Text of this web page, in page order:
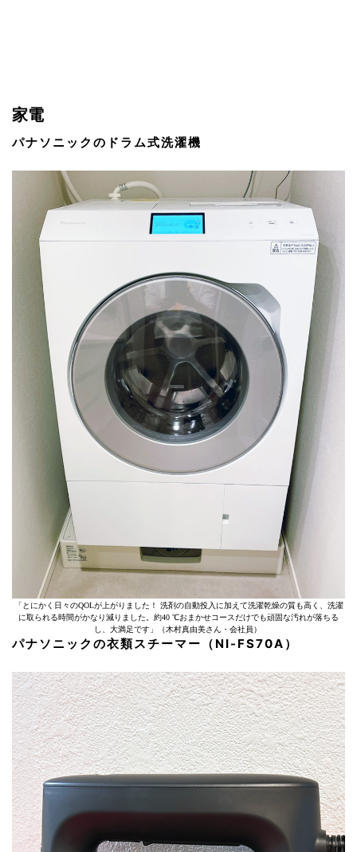
家電
パナソニックのドラム式洗濯機
「とにかく日々のQOLが上がりました！ 洗剤の自動投入に加えて洗濯乾燥の質も高く、洗濯
に取られる時間がかなり減りました。約40 ℃おまかせコースだけでも頑固な汚れが落ちる
し、大満足です」（木村真由美さん・会社員）
パナソニックの衣類スチーマー（NI-FS70A）